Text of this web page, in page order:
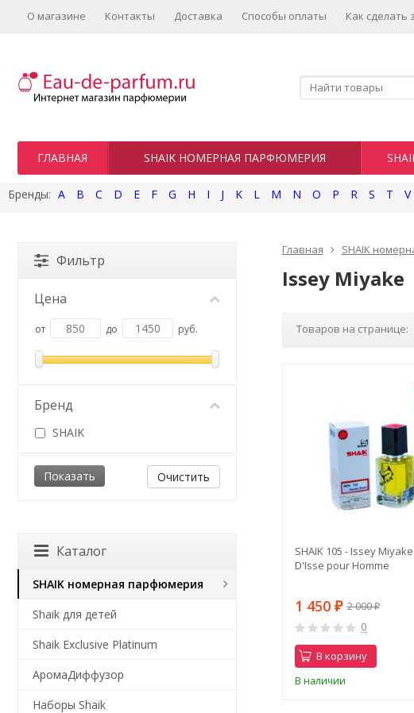
О магазине Контакты Доставка Способы оплаты Как сделать
ГЛАВНАЯ SHAIK НОМЕРНАЯ ПАРФЮМЕРИЯ
A B C D E F G H I J K L M N O P R S T V
Главная SHAIK
Issey Miyake
Товаров на странице:
SHAIK 105 - Issey
D'Isse pour Homme
1 450 ₽ 2 000₽
0
В корзину
В наличии
Фильтр
Цена
от до руб.
Бренд
SHAIK
Очистить
Каталог
SHAIK номерная парфюмерия
Shaik для детей
Shaik Exclusive Platinum
АромаДиффузор
Наборы Shaik